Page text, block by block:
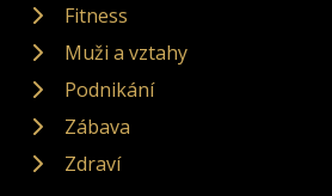
Fitness
Muži a vztahy
Podnikání
Zábava
Zdraví